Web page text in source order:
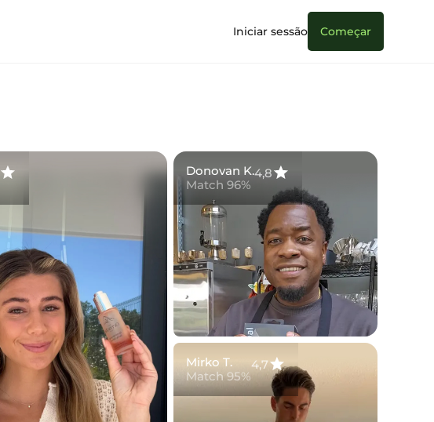
Iniciar sessão Começar
Donovan K.
Match 96%
4,8
Mirko T.
Match 95%
4,7